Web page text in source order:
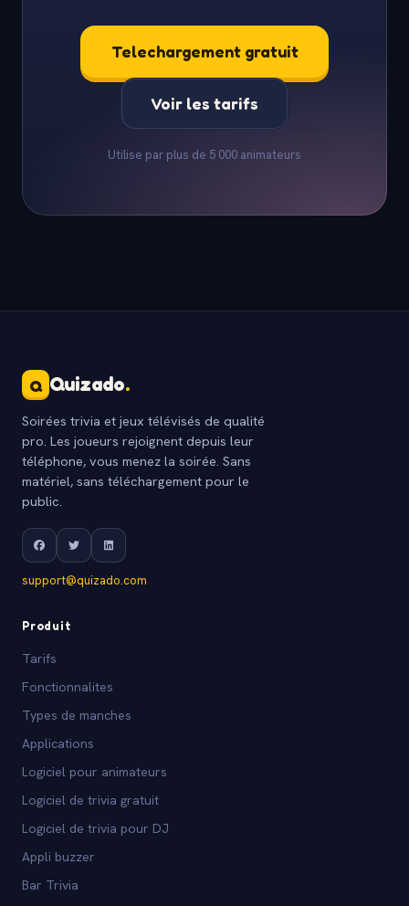
Telechargement gratuit
Voir les tarifs
Utilise par plus de 5 000 animateurs
Q Quizado.
Soirées trivia et jeux télévisés de qualité
pro. Les joueurs rejoignent depuis leur
téléphone, vous menez la soirée. Sans
matériel, sans téléchargement pour le
public.
support@quizado.com
Produit
Tarifs
Fonctionnalites
Types de manches
Applications
Logiciel pour animateurs
Logiciel de trivia gratuit
Logiciel de trivia pour DJ
Appli buzzer
Bar Trivia